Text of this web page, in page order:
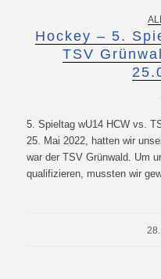
Hockey – 5.
TSV
5. Spieltag wU14 HCW vs.
25. Mai 2022, hatten wir
war der TSV Grünwald. Um
qualifizieren, mussten wir